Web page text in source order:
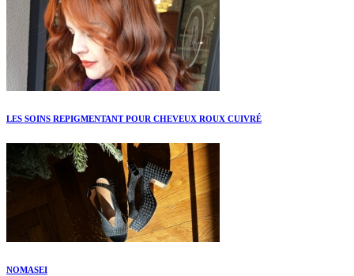
LES SOINS REPIGMENTANT POUR CHEVEUX ROUX CUIVRÉ
NOMASEI